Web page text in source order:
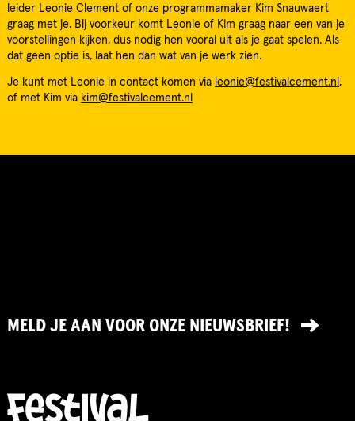
leider Leonie Clement of onze programmamaker Kim Snauwaert
graag met je. Bij voorkeur komt Leonie of Kim graag naar een van je
voorstellingen kijken, dus nodig hen vooral uit als je gaat spelen. Als
dat geen optie is, laat hen dan wat van je werk zien.
Je kunt met Leonie in contact komen via leonie@festivalcement.nl ,
of met Kim via kim@festivalcement.nl
MELD JE AAN VOOR ONZE NIEUWSBRIEF!